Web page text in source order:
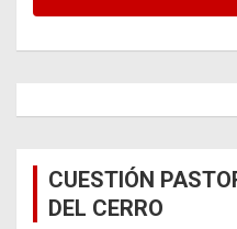
CUESTIÓN
DEL CERRO